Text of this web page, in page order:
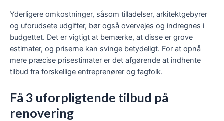
Yderligere omkostninger, såsom tilladelser, arkitektgebyrer
og uforudsete udgifter, bør også overvejes og indregnes i
budgettet. Det er vigtigt at bemærke, at disse er grove
estimater, og priserne kan svinge betydeligt. For at opnå
mere præcise prisestimater er det afgørende at indhente
tilbud fra forskellige entreprenører og fagfolk.
Få 3 uforpligtende tilbud på
renovering